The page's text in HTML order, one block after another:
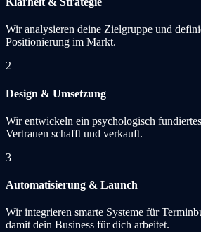
Wir analysieren deine Zielgruppe und
Positionierung im Markt.
2
Design & Umsetzung
Wir entwickeln ein psychologisch
Vertrauen schafft und verkauft.
3
Automatisierung & Launch
Wir integrieren smarte Systeme für
damit dein Business für dich arbeitet.